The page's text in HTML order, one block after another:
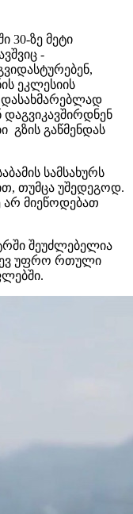
30-ზე მეტი
-
ეკლესიის
გაწმენდას
სამსახურს
თუმცა უშედეგოდ.
მიეწოდებათ
შეუძლებელია
უფრო რთული